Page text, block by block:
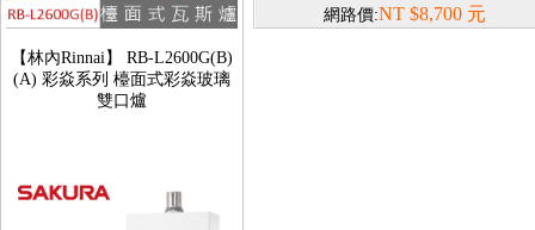
【林內Rinnai】 RB-L2600G(B)
(A) 彩焱系列 檯面式彩焱玻璃
雙口爐
網路價:NT $8,700 元